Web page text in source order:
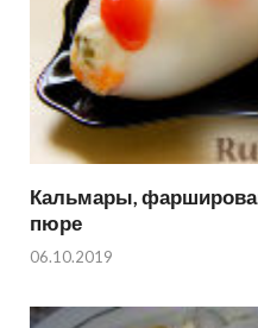
Кальмары,
пюре
06.10.2019